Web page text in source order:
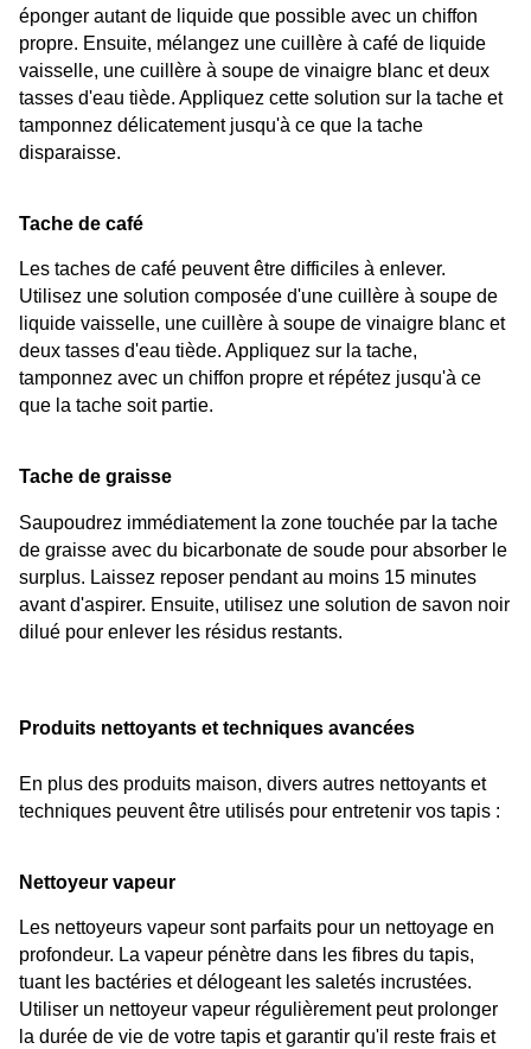
éponger autant de liquide que possible avec un chiffon
propre. Ensuite, mélangez une cuillère à café de liquide
vaisselle, une cuillère à soupe de vinaigre blanc et deux
tasses d'eau tiède. Appliquez cette solution sur la tache et
tamponnez délicatement jusqu'à ce que la tache
disparaisse.
Tache de café
Les taches de café peuvent être difficiles à enlever.
Utilisez une solution composée d'une cuillère à soupe de
liquide vaisselle, une cuillère à soupe de vinaigre blanc et
deux tasses d'eau tiède. Appliquez sur la tache,
tamponnez avec un chiffon propre et répétez jusqu'à ce
que la tache soit partie.
Tache de graisse
Saupoudrez immédiatement la zone touchée par la tache
de graisse avec du bicarbonate de soude pour absorber le
surplus. Laissez reposer pendant au moins 15 minutes
avant d'aspirer. Ensuite, utilisez une solution de savon noir
dilué pour enlever les résidus restants.
Produits nettoyants et techniques avancées
En plus des produits maison, divers autres nettoyants et
techniques peuvent être utilisés pour entretenir vos tapis :
Nettoyeur vapeur
Les nettoyeurs vapeur sont parfaits pour un nettoyage en
profondeur. La vapeur pénètre dans les fibres du tapis,
tuant les bactéries et délogeant les saletés incrustées.
Utiliser un nettoyeur vapeur régulièrement peut prolonger
la durée de vie de votre tapis et garantir qu'il reste frais et